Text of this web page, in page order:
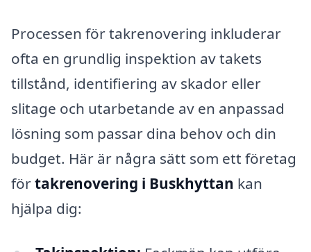
Processen för takrenovering inkluderar
ofta en grundlig inspektion av takets
tillstånd, identifiering av skador eller
slitage och utarbetande av en anpassad
lösning som passar dina behov och din
budget. Här är några sätt som ett företag
förtakrenovering i Buskhyttan kan
hjälpa dig: